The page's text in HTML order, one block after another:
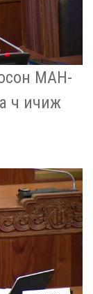
МАН-
ч ичиж